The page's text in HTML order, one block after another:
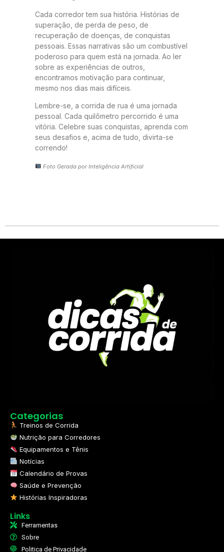
Cada corredor tem sua história. Histórias de
superação, de perda de peso, de
recuperação de doenças, de conquistas
pessoais. Essas narrativas são um combustível
poderoso para quem está na jornada. Ao ler
sobre as experiências de outros,
encontramos motivação para continuar,
mesmo nos dias mais difíceis.
Lembre-se, a corrida de rua é uma jornada
pessoal. Cada quilômetro percorrido é uma
vitória. Celebre suas conquistas, aprenda com
seus desafios e, acima de tudo, divirta-se
correndo!
Foto Gerada por Inteligência Artificial
Categorias
Treinos de Corrida
Nutrição para Corredores
Equipamentos e Tênis
Notícias
Calendário de Provas
Saúde e Prevenção
Histórias Inspiradoras
Links
Ferramentas
Sobre
Politica de Privacidade